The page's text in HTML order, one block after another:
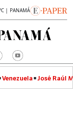
| PANAMÁ
Venezuela José Raúl